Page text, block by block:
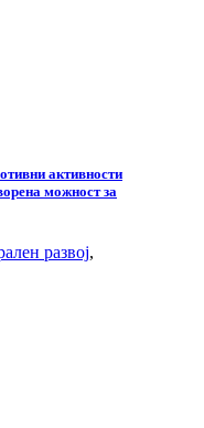
активности
можност за
развој,